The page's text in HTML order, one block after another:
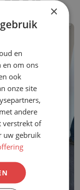
×
en
en om ons
ook
onze site
andere
verstrekt of
uw gebruik